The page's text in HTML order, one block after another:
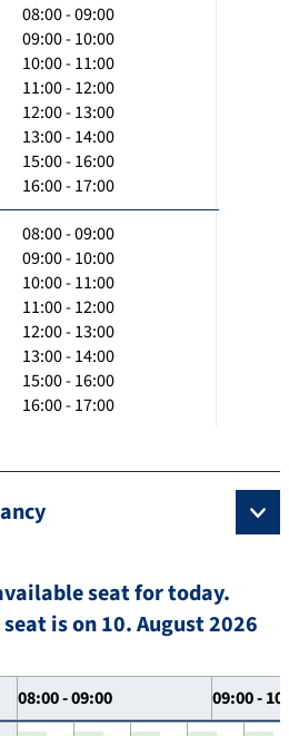
08:00 - 09:00
09:00 - 10:00
10:00 - 11:00
11:00 - 12:00
12:00 - 13:00
13:00 - 14:00
15:00 - 16:00
16:00 - 17:00
08:00 - 09:00
09:00 - 10:00
10:00 - 11:00
11:00 - 12:00
12:00 - 13:00
13:00 - 14:00
15:00 - 16:00
16:00 - 17:00
seat for today.
is on 10. August 2026
08:00 - 09:00 09:00 -